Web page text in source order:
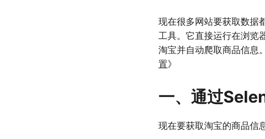
现在很多网站要获取数据
工具。它直接运行在浏览
淘宝并自动爬取商品信息
置》
一、通过
现在要获取淘宝的商品信